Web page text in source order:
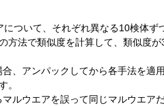
ついて、それぞれ異なる10検体
方法で類似度を計算して、類似度
、アンパックしてから各手法を適用
。
ルウエアを誤って同じマルウエア